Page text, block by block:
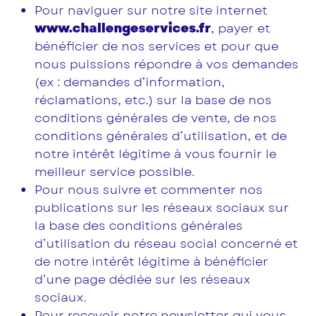
Pour naviguer sur notre site internet
www.challengeservices.fr, payer et
bénéficier de nos services et pour que
nous puissions répondre à vos demandes
(ex : demandes d’information,
réclamations, etc.) sur la base de nos
conditions générales de vente, de nos
conditions générales d’utilisation, et de
notre intérêt légitime à vous fournir le
meilleur service possible.
Pour nous suivre et commenter nos
publications sur les réseaux sociaux sur
la base des conditions générales
d’utilisation du réseau social concerné et
de notre intérêt légitime à bénéficier
d’une page dédiée sur les réseaux
sociaux.